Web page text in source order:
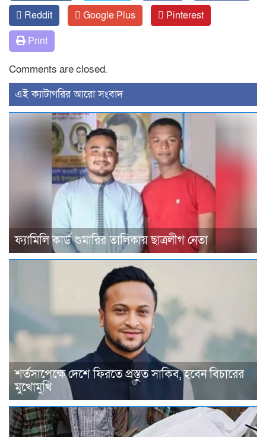
Reddit
Google Plus
Pinterest
Print
Comments are closed.
‍এই ক্যাটাগরির ‍আরো সংবাদ
ফ্যামিলি কার্ড শুমারির তালিকায় ছাত্রলীগ নেতা
শর্তসাপেক্ষে দেশে ফিরতে প্রস্তুত সাকিব, হবেন বিচারের
মুখোমুখি